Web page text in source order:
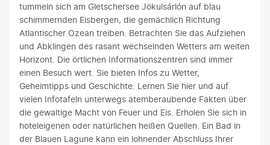
tummeln sich am Gletschersee Jökulsárlón auf blau
schimmernden Eisbergen, die gemächlich Richtung
Atlantischer Ozean treiben. Betrachten Sie das Aufziehen
und Abklingen des rasant wechselnden Wetters am weiten
Horizont. Die örtlichen Informationszentren sind immer
einen Besuch wert. Sie bieten Infos zu Wetter,
Geheimtipps und Geschichte. Lernen Sie hier und auf
vielen Infotafeln unterwegs atemberaubende Fakten über
die gewaltige Macht von Feuer und Eis. Erholen Sie sich in
hoteleigenen oder natürlichen heißen Quellen. Ein Bad in
der Blauen Lagune kann ein lohnender Abschluss Ihrer